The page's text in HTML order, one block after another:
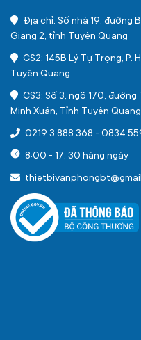
Địa chỉ: Số nhà 19, đường
Giang 2, tỉnh Tuyên Quang
CS2: 145B Lý Tự Trọng, P.
Tuyên Quang
CS3: Số 3, ngõ 170, đường
Minh Xuân, Tỉnh Tuyên Quang
0219 3.888.368 - 0834
8:00 - 17: 30 hàng ngày